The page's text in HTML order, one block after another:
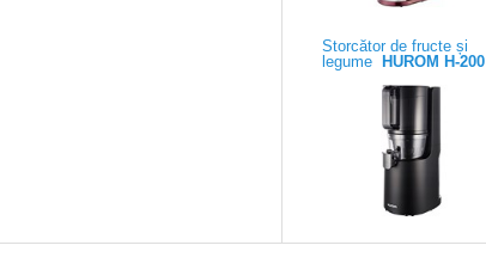
Storcător de fructe și
legume
HUROM H-200